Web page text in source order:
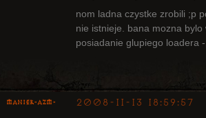
nom ladna czystke zrobili ;p
nie istnieje. bana mozna bylo
posiadanie glupiego loadera
Maniek-AZM- 2008-11-13 18:59:57